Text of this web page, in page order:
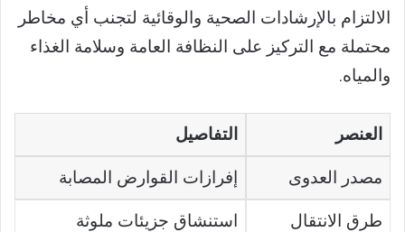
الالتزام بالإرشادات الصحية والوقائية لتجنب أي مخاطر
محتملة مع التركيز على النظافة العامة وسلامة الغذاء
والمياه.
العنصر التفاصيل
مصدر العدوى إفرازات القوارض المصابة
طرق الانتقال استنشاق جزيئات ملوثة